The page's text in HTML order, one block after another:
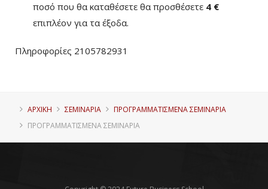
ποσό που θα καταθέσετε θα προσθέσετε 4 €
επιπλέον για τα έξοδα.
Πληροφορίες 2105782931
ΑΡΧΙΚΗ ΣΕΜΙΝΑΡΙΑ
ΠΡΟΓΡΑΜΜΑΤΙΣΜΈΝΑ ΣΕΜΙΝΆΡΙΑ
ΠΡΟΓΡΑΜΜΑΤΙΣΜΈΝΑ ΣΕΜΙΝΆΡΙΑ